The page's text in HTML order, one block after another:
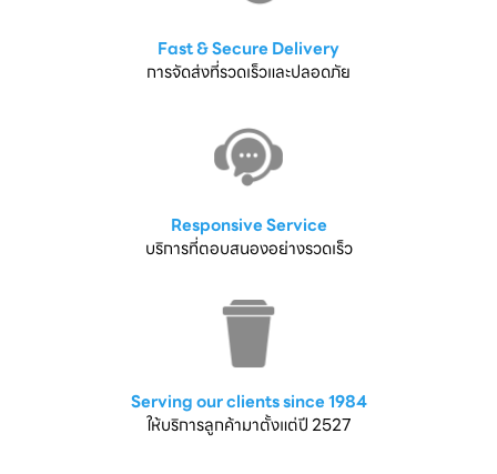
Fast & Secure Delivery
การจัดส่งที่รวดเร็วและปลอดภัย
Responsive Service
บริการที่ตอบสนองอย่างรวดเร็ว
Serving our clients since 1984
ให้บริการลูกค้ามาตั้งแต่ปี 2527